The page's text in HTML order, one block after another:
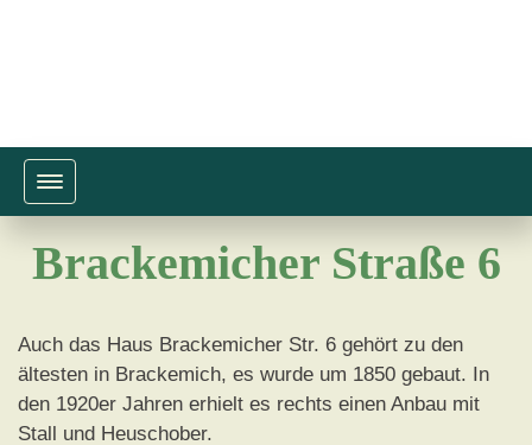
Toggle navigation
Brackemicher Straße 6
Auch das Haus Brackemicher Str. 6 gehört zu den
ältesten in Brackemich, es wurde um 1850 gebaut. In
den 1920er Jahren erhielt es rechts einen Anbau mit
Stall und Heuschober.